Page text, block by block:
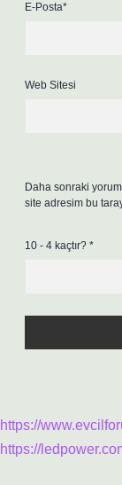
E-Posta*
Web Sitesi
Daha sonraki
site adresim bu
10 - 4 kaçtır? *
https://
https://